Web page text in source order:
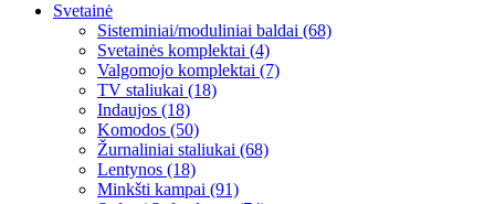
Svetainė
Sisteminiai/moduliniai baldai (68)
Svetainės komplektai (4)
Valgomojo komplektai (7)
TV staliukai (18)
Indaujos (18)
Komodos (50)
Žurnaliniai staliukai (68)
Lentynos (18)
Minkšti kampai (91)